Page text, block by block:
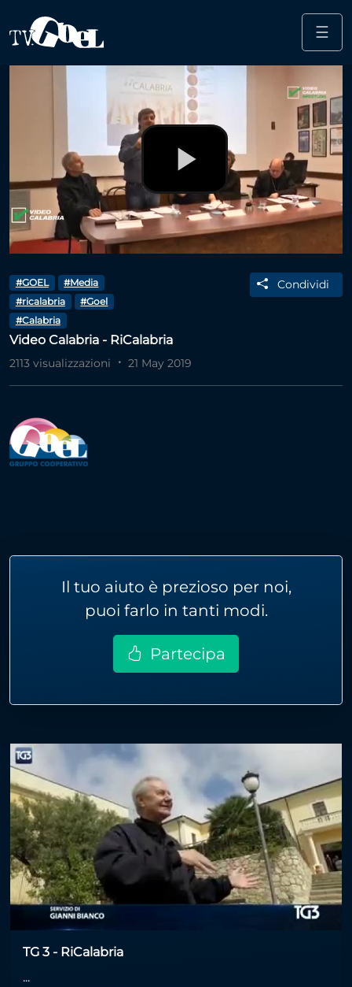
Salta al contenuto principale
☰
Play
Video
#GOEL
#Media
#ricalabria
#Goel
#Calabria
Condividi
Video Calabria - RiCalabria
2113 visualizzazioni 21 May 2019
Il tuo aiuto è prezioso per noi,
puoi farlo in tanti modi.
Partecipa
TG 3 - RiCalabria
...